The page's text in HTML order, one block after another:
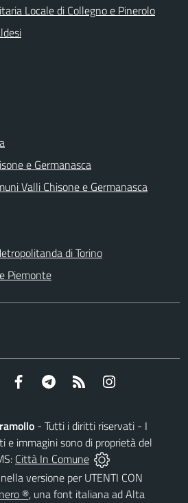
Locale di Collegno e Pinerolo
e Germanasca
Valli Chisone e Germanasca
di Torino
Piemonte
Facebook Telegram RSS
- Tutti i diritti riservati - I
e immagini sono di proprietà del
Città In Comune
versione per UTENTI CON
®, una font italiana ad Alta